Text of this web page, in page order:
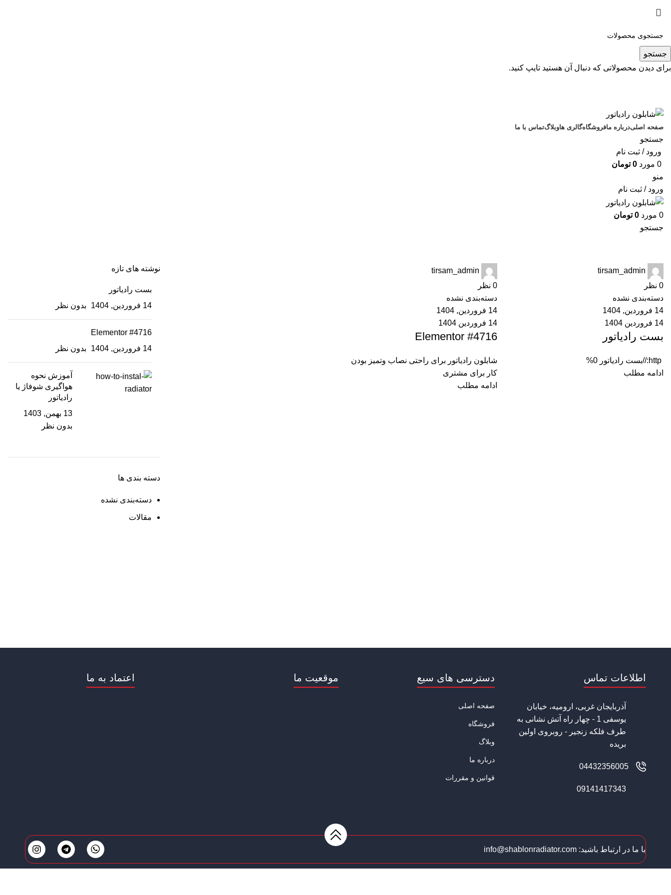
صفحه اصلیدرباره مافروشگاهگالری هاوبلاگتماس با ما
جستجو
ورود / ثبت نام
0 مورد 0 تومان
منو
ورود / ثبت نام
0 مورد 0 تومان
جستجو
tirsam_admin
0 نظر
دسته‌بندی نشده
14 فروردین, 1404
14 فروردین 1404
بست رادیاتور
ادامه مطلب
tirsam_admin
0 نظر
دسته‌بندی نشده
14 فروردین, 1404
14 فروردین 1404
Elementor #4716
شابلون رادیاتور برای راحتی نصاب وتمیز بودن
کار برای مشتری
ادامه مطلب
نوشته های تازه
بست رادیاتور
14 فروردین, 1404
بدون نظر
Elementor #4716
14 فروردین, 1404
بدون نظر
آموزش نحوه
هواگیری شوفاژ یا
رادیاتور
13 بهمن, 1403
بدون نظر
دسته بندی ها
دسته‌بندی نشده
مقالات
اطلاعات تماس
آذربایجان غربی، ارومیه، خیابان
یوسفی 1 - چهار راه آتش نشانی به
طرف فلکه زنجیر - روبروی اولین
بریده
04432356005
09141417343
دسترسی های سیع
صفحه اصلی
فروشگاه
وبلاگ
درباره ما
قوانین و مقررات
موقعیت ما اعتماد به ما
با ما در ارتباط باشید: info@shablonradiator.com
جستجو
برای دیدن محصولاتی که دنبال آن هستید تایپ کنید.